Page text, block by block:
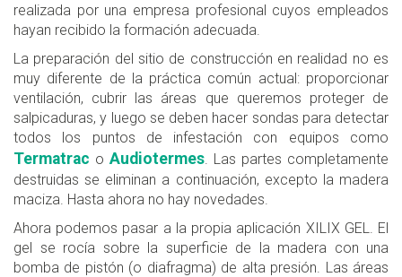
realizada por una empresa profesional cuyos empleados
hayan recibido la formación adecuada.
La preparación del sitio de construcción en realidad no es
muy diferente de la práctica común actual: proporcionar
ventilación, cubrir las áreas que queremos proteger de
salpicaduras, y luego se deben hacer sondas para detectar
todos los puntos de infestación con equipos como
Termatrac o Audiotermes. Las partes completamente
destruidas se eliminan a continuación, excepto la madera
maciza. Hasta ahora no hay novedades.
Ahora podemos pasar a la propia aplicación XILIX GEL. El
gel se rocía sobre la superficie de la madera con una
bomba de pistón (o diafragma) de alta presión. Las áreas